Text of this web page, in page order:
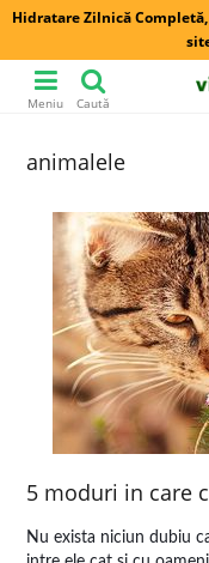
Hidratare Zilnică
Meniu Caută
animalele
5 moduri in care
Nu exista niciun dubiu